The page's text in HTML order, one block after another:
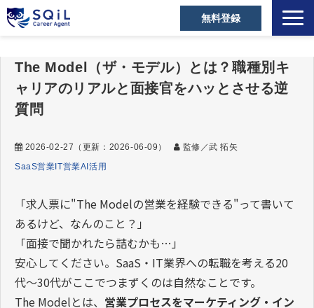
無料登録
キャリアアドバイザー
営業職の転職成功事例
営業の転職Tips
お役立ち資料
よくあるご質問
The Model（ザ・モデル）とは？職種別キ
ャリアのリアルと面接官をハッとさせる逆
質問
2026-02-27 （更新： 2026-06-09 ）
監修／武 拓矢
SaaS営業 IT営業AI活用
「求人票に"The Modelの営業を経験できる"って書いて
あるけど、なんのこと？」
「面接で聞かれたら詰むかも…」
安心してください。SaaS・IT業界への転職を考える20
代〜30代がここでつまずくのは自然なことです。
The Modelとは、 営業プロセスをマーケティング・イン